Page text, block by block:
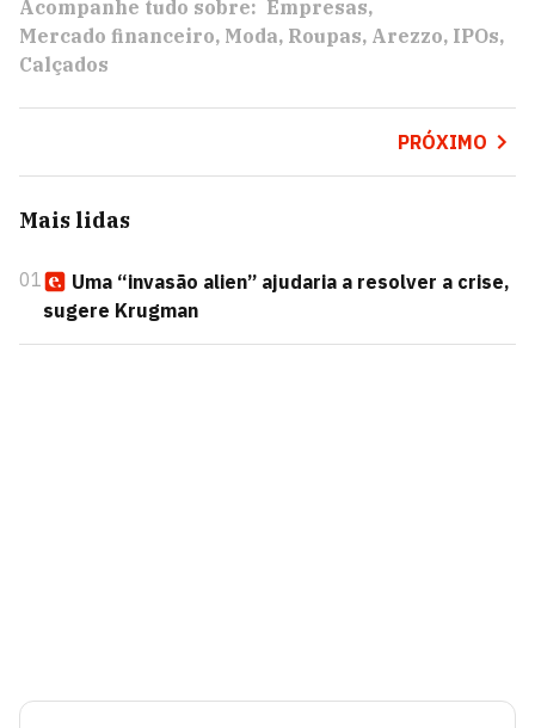
Acompanhe tudo sobre: Empresas
Mercado financeiro Moda Roupas Arezzo IPOs
Calçados
PRÓXIMO
Mais lidas
01
Uma “invasão alien” ajudaria a resolver a crise,
sugere Krugman